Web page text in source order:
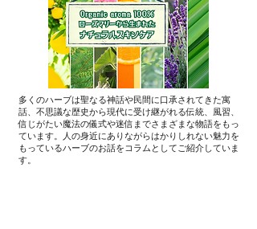
多くのハーブは聖なる神話や民間に口承されてきた寓
話、不思議な歴史から現代に受け継がれる伝統、風習、
信じがたい魔法の儀式や迷信までさまざまな物語をもっ
ています。人の身近にありながらはかりしれない魅力を
もっているハーブのお話を​コラムとしてご紹介していま
す。